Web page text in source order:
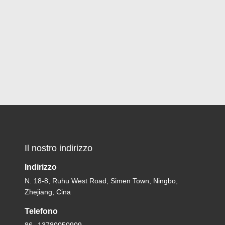
Il nostro indirizzo
Indirizzo
N. 18-8, Ruhu West Road, Simen Town, Ningbo,
Zhejiang, Cina
Telefono